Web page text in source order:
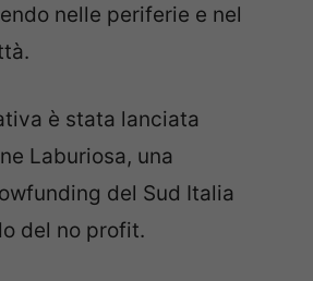
nelle periferie e nel
è stata lanciata
Laburiosa, una
del Sud Italia
del no profit.